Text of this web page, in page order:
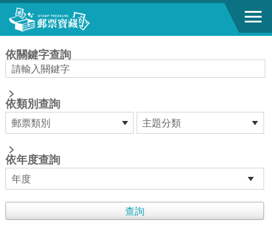
跳到主要內容區塊
依關鍵字查詢
>
依類別查詢
>
依年度查詢